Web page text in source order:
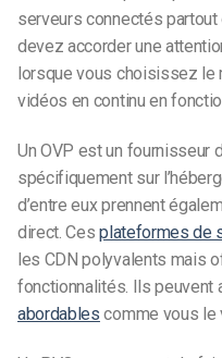
serveurs connectés partout
devez accorder une
lorsque vous choisissez le
vidéos en continu en
Un OVP est un fournisseur
spécifiquement sur
d’entre eux prennent
direct. Cesplateformes de
les CDN polyvalents mais
fonctionnalités. Ils peuvent
abordables comme vous le